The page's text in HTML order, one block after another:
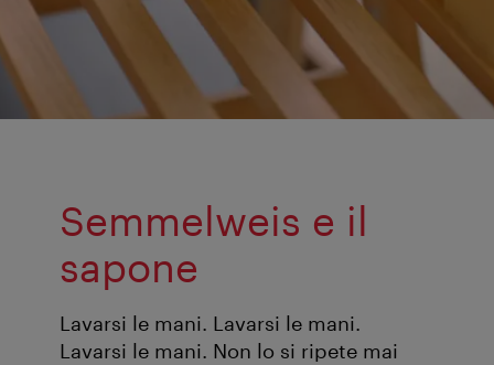
Semmelweis e il
sapone
Lavarsi le mani. Lavarsi le mani.
Lavarsi le mani. Non lo si ripete mai